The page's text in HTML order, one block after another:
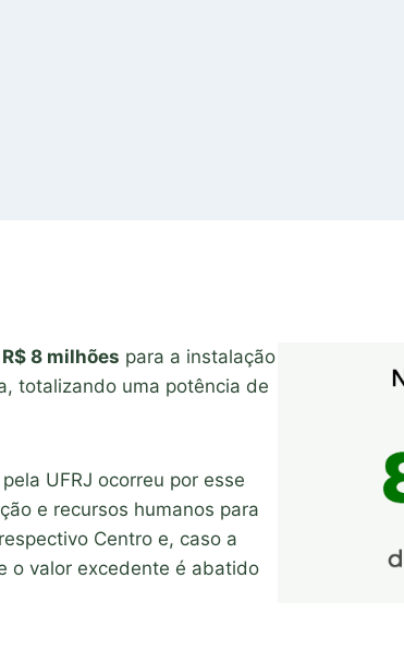
R$ 8 milhões para a instalação
totalizando uma potência de
UFRJ ocorreu por esse
e recursos humanos para
Centro e, caso a
o valor excedente é abatido